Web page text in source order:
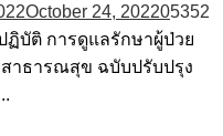
October 24, 202205352
ฏิบัติ การดูแลรักษาผู้ป่วย
าธารณสุข ฉบับปรับปรุง